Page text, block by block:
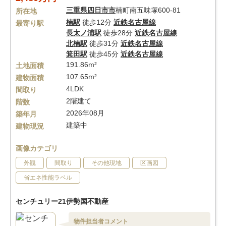
所在地 三重県四日市市楠町南五味塚600-81
最寄り駅
楠駅 徒歩12分 近鉄名古屋線
長太ノ浦駅 徒歩28分 近鉄名古屋線
北楠駅 徒歩31分 近鉄名古屋線
箕田駅 徒歩45分 近鉄名古屋線
土地面積
191.86m²
建物面積
107.65m²
間取り
4LDK
階数
2階建て
築年月
2026年08月
建物現況
建築中
画像カテゴリ
外観 間取り その他現地 区画図
省エネ性能ラベル
センチュリー21伊勢国不動産
物件担当者コメント